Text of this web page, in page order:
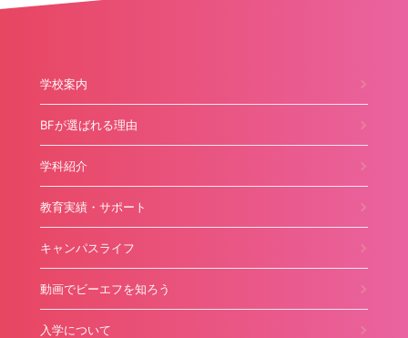
学校案内
BFが選ばれる理由
学科紹介
教育実績・サポート
キャンパスライフ
動画でビーエフを知ろう
入学について